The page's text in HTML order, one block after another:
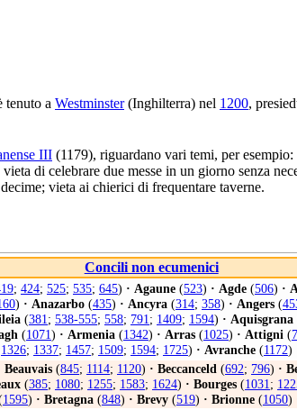
tenuto a Westminster(Inghilterra) nel 1200,
III (1179), riguardano vari temi, per
di celebrare due messe in un giorno senza
vieta ai chierici di frequentare taverne.
Concili non ecumenici
; 424; 525; 535; 645) · Agaune (523) · Agde (506) ·
) · Anazarbo (435) · Ancyra (314; 358) · Angers (
(381; 538-555; 558; 791; 1409; 1594) · Aquisgrana
(1071) · Armenia (1342) · Arras (1025) · Attigni (
1326; 1337; 1457; 1509; 1594; 1725) · Avranche (1172)
Beauvais (845; 1114; 1120) · Beccanceld (692; 796) ·
(385; 1080; 1255; 1583; 1624) · Bourges (1031;
1595) · Bretagna (848) · Brevy (519) · Brionne (1050)